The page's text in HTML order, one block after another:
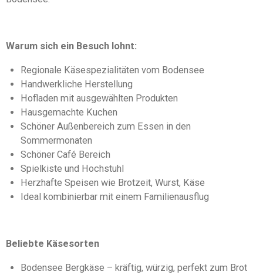
Warum sich ein Besuch lohnt:
Regionale Käsespezialitäten vom Bodensee
Handwerkliche Herstellung
Hofladen mit ausgewählten Produkten
Hausgemachte Kuchen
Schöner Außenbereich zum Essen in den
Sommermonaten
Schöner Café Bereich
Spielkiste und Hochstuhl
Herzhafte Speisen wie Brotzeit, Wurst, Käse
Ideal kombinierbar mit einem Familienausflug
Beliebte Käsesorten
Bodensee Bergkäse – kräftig, würzig, perfekt zum Brot